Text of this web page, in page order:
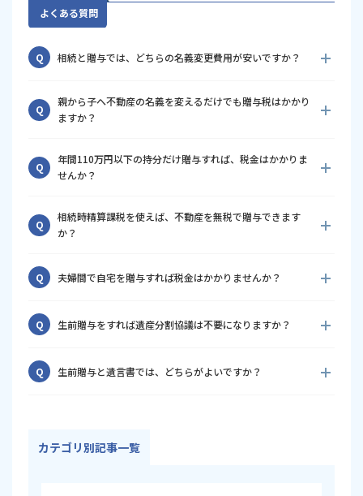
よくある質問
Q 相続と贈与では、どちらの名義変更費用が安いですか？
ほうが安くなります。相続は固定資産税評価額の0.4％、贈与は
2％です。贈与では不動産取得税や贈与税が発生する可能性もあ
Q
親から子へ不動産の名義を変えるだけでも贈与税はかかり
ますか？
す。「家族間だから税金はかからない」ということはありませ
ん。登記前に贈与税を試算しておきましょう。
Q
年間110万円以下の持分だけ贈与すれば、税金はかかりま
せんか？
免許税や不動産取得税は別に検討が必要です。毎年持分を贈与
する場合は、その都度登記費用や専門家報酬が発生することも
Q
相続時精算課税を使えば、不動産を無税で贈与できます
か？
A
すが、将来の相続税計算に影響します。また、贈与税が発生し
Q 夫婦間で自宅を贈与すれば税金はかかりませんか？
A
除を利用できる可能性があります。ただし、登録免許税や不動
Q 生前贈与をすれば遺産分割協議は不要になりますか？
A
ため、その不動産について遺産分割協議をする必要はありませ
Q 生前贈与と遺言書では、どちらがよいですか？
家族関係、所有者の生活状況を踏まえて判断します。
カテゴリ別記事一覧